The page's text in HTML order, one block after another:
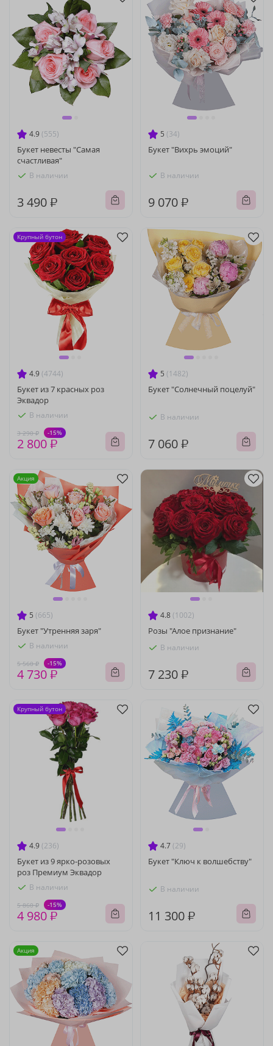
4.9 (555)
Букет невесты "Самая
счастливая"
В наличии
3 490 ₽
5 (34)
Букет "Вихрь эмоций"
В наличии
9 070 ₽
4.9 (4744)
Букет из 7 красных роз
Эквадор
В наличии
3 290 ₽ -15%
2 800 ₽
Крупный бутон
5 (1482)
Букет "Солнечный поцелуй"
В наличии
7 060 ₽
5 (665)
Букет "Утренняя заря"
В наличии
5 560 ₽ -15%
4 730 ₽
Акция
4.8 (1002)
Розы "Алое признание"
В наличии
7 230 ₽
4.9 (236)
Букет из 9 ярко-розовых
роз Премиум Эквадор
В наличии
5 860 ₽ -15%
4 980 ₽
Крупный бутон
4.7 (29)
Букет "Ключ к волшебству"
В наличии
11 300 ₽
Акция